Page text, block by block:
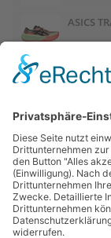
ASICS
ASICS
ASICS